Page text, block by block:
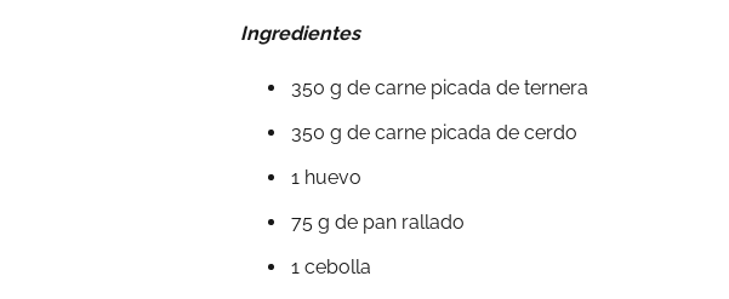
Ingredientes
350 g de carne picada de ternera
350 g de carne picada de cerdo
1 huevo
75 g de pan rallado
1 cebolla